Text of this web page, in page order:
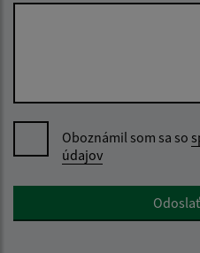
Oboznámil som sa so
údajov
Google reCaptcha Response